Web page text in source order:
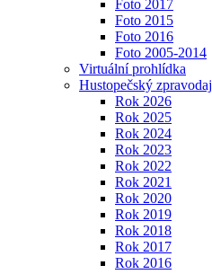
Foto 2017
Foto 2015
Foto 2016
Foto 2005-2014
Virtuální prohlídka
Hustopečský zpravodaj
Rok 2026
Rok 2025
Rok 2024
Rok 2023
Rok 2022
Rok 2021
Rok 2020
Rok 2019
Rok 2018
Rok 2017
Rok 2016